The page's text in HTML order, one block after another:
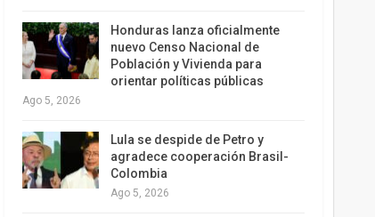
Honduras lanza oficialmente
nuevo Censo Nacional de
Población y Vivienda para
orientar políticas públicas
Ago 5, 2026
Lula se despide de Petro y
agradece cooperación Brasil-
Colombia
Ago 5, 2026